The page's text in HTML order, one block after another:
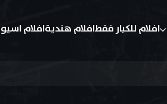
افلام للكبار فقطافلام هنديةافلام